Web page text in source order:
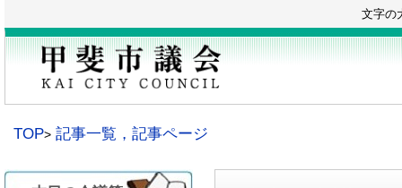
文
へ
文字の
TOP 記事一覧，記事ページ